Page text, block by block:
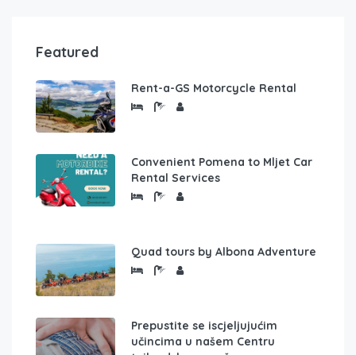
Featured
Rent-a-GS Motorcycle Rental
Convenient Pomena to Mljet Car
Rental Services
Quad tours by Albona Adventure
Prepustite se iscjeljujućim
učincima u našem Centru